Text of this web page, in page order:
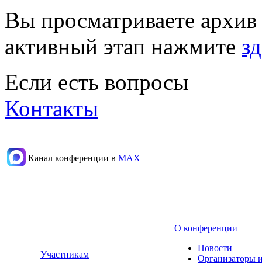
Вы просматриваете
активный этап нажмите
Если есть вопросы
Контакты
Канал конференции в МАХ
Участникам
О конференции
Новости
Организаторы